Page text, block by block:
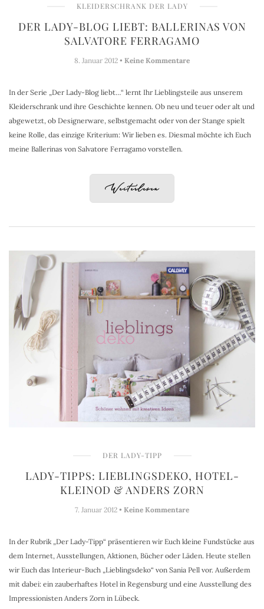
KLEIDERSCHRANK DER LADY
DER LADY-BLOG LIEBT: BALLERINAS VON
SALVATORE FERRAGAMO
8. Januar 2012 • Keine Kommentare
In der Serie „Der Lady-Blog liebt…“ lernt Ihr Lieblingsteile aus unserem
Kleiderschrank und ihre Geschichte kennen. Ob neu und teuer oder alt und
abgewetzt, ob Designerware, selbstgemacht oder von der Stange spielt
keine Rolle, das einzige Kriterium: Wir lieben es. Diesmal möchte ich Euch
meine Ballerinas von Salvatore Ferragamo vorstellen.
Weiterlesen
DER LADY-TIPP
LADY-TIPPS: LIEBLINGSDEKO, HOTEL-
KLEINOD & ANDERS ZORN
7. Januar 2012 • Keine Kommentare
In der Rubrik „Der Lady-Tipp“ präsentieren wir Euch kleine Fundstücke aus
dem Internet, Ausstellungen, Aktionen, Bücher oder Läden. Heute stellen
wir Euch das Interieur-Buch „Lieblingsdeko“ von Sania Pell vor. Außerdem
mit dabei: ein zauberhaftes Hotel in Regensburg und eine Ausstellung des
Impressionisten Anders Zorn in Lübeck.